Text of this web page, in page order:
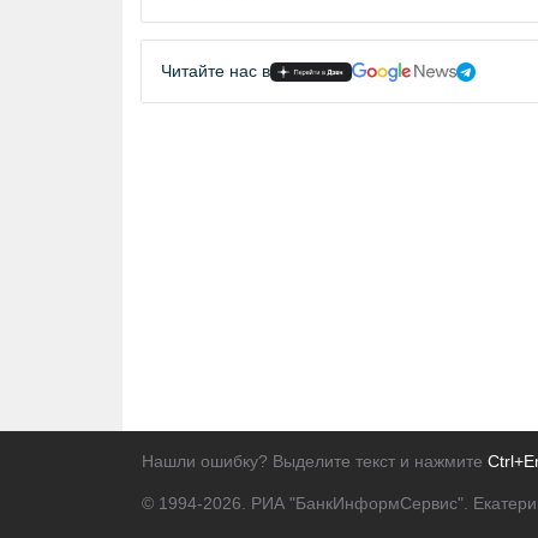
Читайте нас в
Нашли ошибку? Выделите текст и нажмите
© 1994-2026. РИА "БанкИнформСервис".